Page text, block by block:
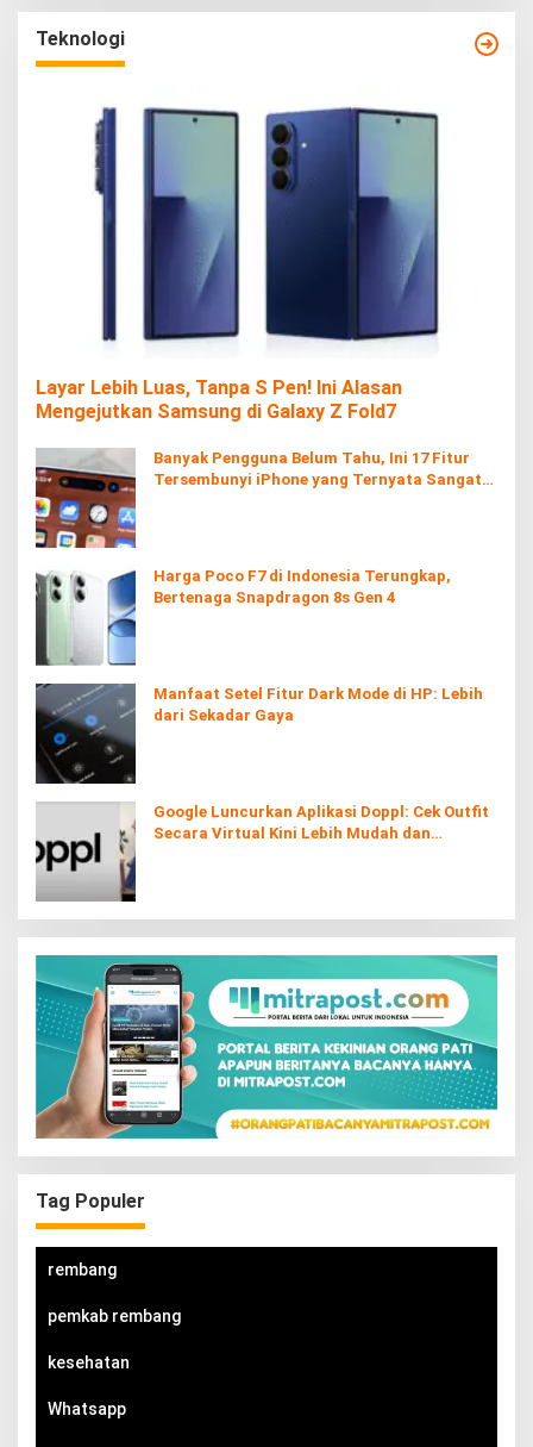
Teknologi
Layar Lebih Luas, Tanpa S Pen! Ini Alasan
Mengejutkan Samsung di Galaxy Z Fold7
Banyak Pengguna Belum Tahu, Ini 17 Fitur
Tersembunyi iPhone yang Ternyata Sangat
Harga Poco F7 di Indonesia Terungkap,
Bertenaga Snapdragon 8s Gen 4
Manfaat Setel Fitur Dark Mode di HP: Lebih
dari Sekadar Gaya
Google Luncurkan Aplikasi Doppl: Cek Outfit
Secara Virtual Kini Lebih Mudah dan
Tag Populer
rembang
pemkab rembang
kesehatan
Whatsapp